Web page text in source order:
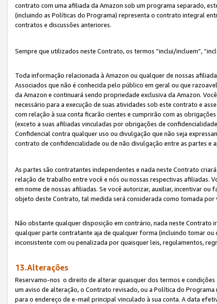
contrato com uma afiliada da Amazon sob um programa separado,
(incluindo as Políticas do Programa) representa o contrato integral
contratos e discussões anteriores.
Sempre que utilizados neste Contrato, os termos “inclui/incluem”,
Toda informação relacionada à Amazon ou qualquer de nossas
Associados que não é conhecida pelo público em geral ou que
da Amazon e continuará sendo propriedade exclusiva da Amazon.
necessário para a execução de suas atividades sob este contrato e
com relação à sua conta ficarão cientes e cumprirão com as
(exceto a suas afiliadas vinculadas por obrigações de
Confidencial contra qualquer uso ou divulgação que não seja
contrato de confidencialidade ou de não divulgação entre as partes e
As partes são contratantes independentes e nada neste Contrato
relação de trabalho entre você e nós ou nossas respectivas afiliadas.
em nome de nossas afiliadas. Se você autorizar, auxiliar, incentivar
objeto deste Contrato, tal medida será considerada como tomada por
Não obstante qualquer disposição em contrário, nada neste
qualquer parte contratante aja de qualquer forma (incluindo tomar ou
inconsistente com ou penalizada por quaisquer leis, regulamentos,
13.Alterações
Reservamo-nos o direito de alterar quaisquer dos termos e
um aviso de alteração, o Contrato revisado, ou a Política do
para o endereço de e-mail principal vinculado à sua conta. A data